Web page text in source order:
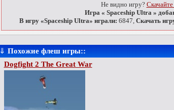
Не видно игру?
Игра « Spaceship Ultra »
В игру «Spaceship Ultra» играли: 6847, Скачать
⇓ Похожие флеш игры::
Dogfight 2 The Great War